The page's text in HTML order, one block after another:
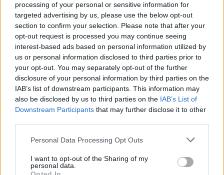
processing of your personal or sensitive information for
targeted advertising by us, please use the below opt-out
section to confirm your selection. Please note that after your
opt-out request is processed you may continue seeing
interest-based ads based on personal information utilized by
us or personal information disclosed to third parties prior to
your opt-out. You may separately opt-out of the further
disclosure of your personal information by third parties on the
IAB’s list of downstream participants. This information may
also be disclosed by us to third parties on the IAB’s List of
Downstream Participants that may further disclose it to other
Please note that this website/app uses one or more Google
not limited to your visit or usage behaviour. You may click to
grant or deny consent to Google and its third-party tags to
Personal Data Processing Opt Outs
I want to opt-out of the Sharing of my
personal data.
Esterházy gróf, az utolsó főúri
zeneszerző
2015. április 28.
Esterházy Mikós gróf, a tatai Várszínház építtetője és
a rövid életű helyi operakultúra megteremtője 1897-
ben, gyermektelenül hunyt el. Az uradalom, azaz
hitbizomány unokatestvére, Esterházy Ferenc kezébe
került. Az ő 1896. január 28-án, Devecseren született,
Lehár, az operakomponista